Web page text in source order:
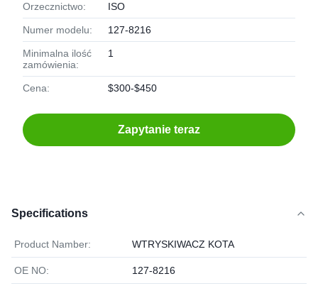
Orzecznictwo: ISO
Numer modelu: 127-8216
Minimalna ilość
zamówienia:
1
Cena: $300-$450
Zapytanie teraz
Specifications
Product Namber: WTRYSKIWACZ KOTA
OE NO: 127-8216